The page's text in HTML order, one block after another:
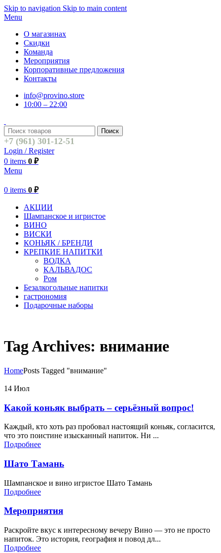
Skip to navigation Skip to main content
Menu
О магазинах
Скидки
Команда
Мероприятия
Корпоративные предложения
Контакты
info@provino.store
10:00 – 22:00
Поиск
+7 (961) 301-12-51
Login / Register
0 items 0 ₽
Menu
0 items 0 ₽
АКЦИИ
Шампанское и игристое
ВИНО
ВИСКИ
КОНЬЯК / БРЕНДИ
КРЕПКИЕ НАПИТКИ
ВОДКА
КАЛЬВАДОС
Ром
Безалкогольные напитки
гастрономия
Подарочные наборы
Tag Archives: внимание
HomePosts Tagged "внимание"
14 Июл
Какой коньяк выбрать – серьёзный вопрос!
Каждый, кто хоть раз пробовал настоящий коньяк, согласится,
что это поистине изысканный напиток. Ни ...
Подробнее
Шато Тамань
Шампанское и вино игристое Шато Тамань
Подробнее
Мероприятия
Раскройте вкус к интересному вечеру Вино — это не просто
напиток. Это история, география и повод дл...
Подробнее